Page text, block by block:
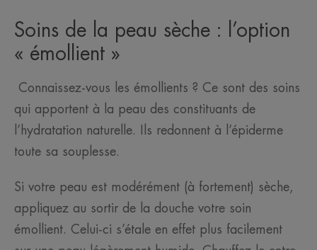
Soins de la peau sèche : l’option
« émollient »
Connaissez-vous les émollients ? Ce sont des soins
qui apportent à la peau des constituants de
l’hydratation naturelle. Ils redonnent à l’épiderme
toute sa souplesse.
Si votre peau est modérément (à fortement) sèche,
appliquez au sortir de la douche votre soin
émollient. Celui-ci s’étale en effet plus facilement